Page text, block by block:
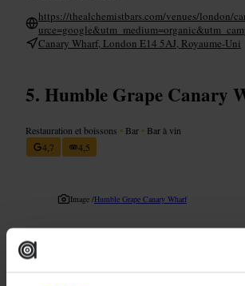
https://thealchemistbars.com/venues/london/
Canary Wharf, London E14 5AJ, Royaume-Uni
Humble Grape Canary
Restauration et boissons • Bar • Bar à vin
4,7
4,5
Image /Humble Grape Canary Wharf
“Un bar à vin simple et fiable au